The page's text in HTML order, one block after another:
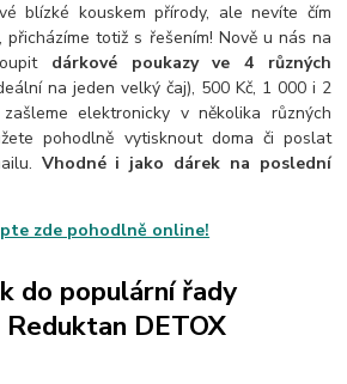
blízké kouskem přírody, ale nevíte čím
přicházíme totiž s řešením! Nově u nás na
dárkové poukazy ve 4 různých
na jeden velký čaj), 500 Kč, 1 000 i 2
elektronicky v několika různých
pohodlně vytisknout doma či poslat
Vhodné i jako dárek na poslední
zde pohodlně online!
do populární řady
DETOX